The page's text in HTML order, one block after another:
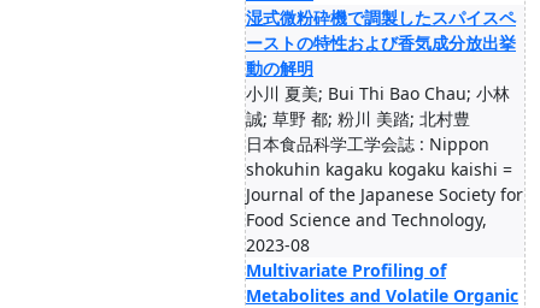
湿式微粉砕機で調製したスパイスペ
ーストの特性および香気成分放出挙
動の解明
小川 夏美; Bui Thi Bao Chau; 小林
誠; 草野 都; 粉川 美踏; 北村豊
日本食品科学工学会誌 : Nippon
shokuhin kagaku kogaku kaishi =
Journal of the Japanese Society for
Food Science and Technology,
2023-08
Multivariate Profiling of
Metabolites and Volatile Organic